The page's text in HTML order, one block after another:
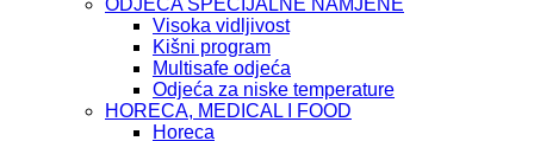
ODJEĆA SPECIJALNE NAMJENE
Visoka vidljivost
Kišni program
Multisafe odjeća
Odjeća za niske temperature
HORECA, MEDICAL I FOOD
Horeca